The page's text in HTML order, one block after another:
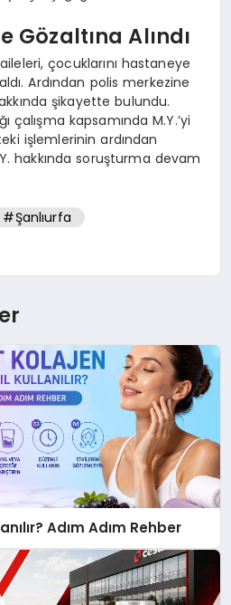
Gözaltına Alındı
çocuklarını hastaneye
Ardından polis merkezine
şikayette bulundu.
çalışma kapsamında M.Y.’yi
işlemlerinin ardından
hakkında soruşturma devam
#Şanlıurfa
Adım Adım Rehber